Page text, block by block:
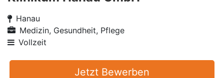
Hanau
Medizin, Gesundheit, Pflege
Vollzeit
Jetzt Bewerben